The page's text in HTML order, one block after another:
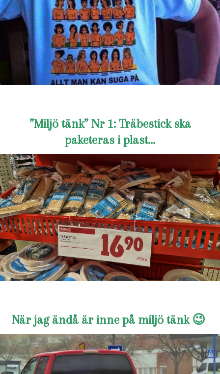
”Miljö tänk” Nr 1: Träbestick ska
paketeras i plast…
När jag ändå är inne på miljö tänk 😉